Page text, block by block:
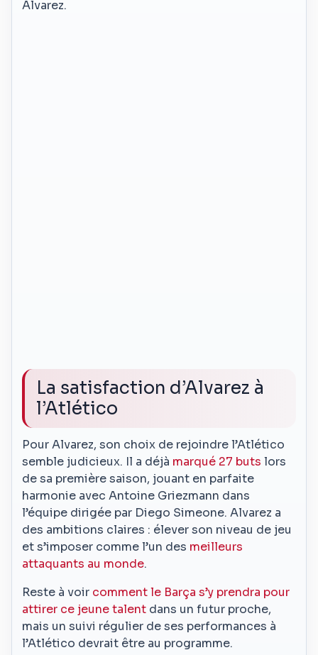
Alvarez.
La satisfaction d’Alvarez à
l’Atlético
Pour Alvarez, son choix de rejoindre l’Atlético
semble judicieux. Il a déjà marqué 27 buts lors
de sa première saison, jouant en parfaite
harmonie avec Antoine Griezmann dans
l’équipe dirigée par Diego Simeone. Alvarez a
des ambitions claires : élever son niveau de jeu
et s’imposer comme l’un des meilleurs
attaquants au monde.
Reste à voir comment le Barça s’y prendra pour
attirer ce jeune talent dans un futur proche,
mais un suivi régulier de ses performances à
l’Atlético devrait être au programme.